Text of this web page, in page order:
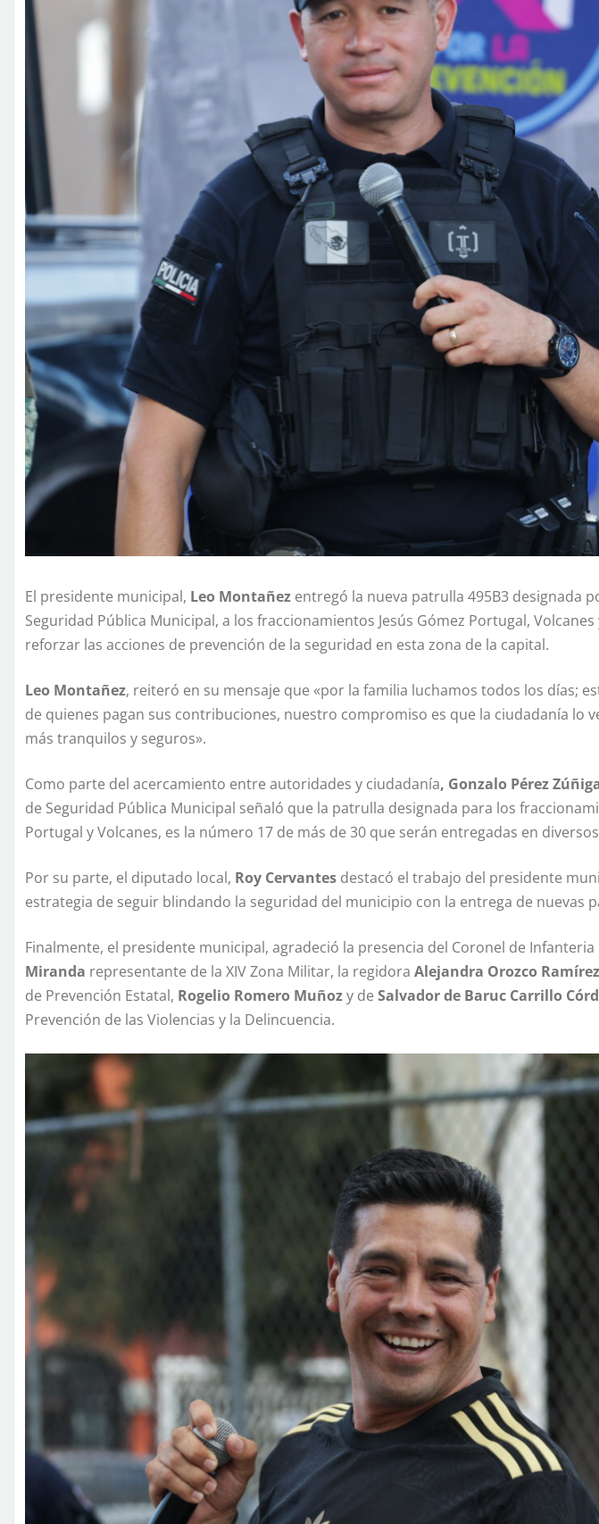
El presidente municipal, Leo Montañez entregó la nueva patrulla 495B3 designada
Seguridad Pública Municipal, a los fraccionamientos Jesús Gómez Portugal,
reforzar las acciones de prevención de la seguridad en esta zona de la capital.
Leo Montañez, reiteró en su mensaje que «por la familia luchamos todos los días;
de quienes pagan sus contribuciones, nuestro compromiso es que la ciudadanía lo
más tranquilos y seguros».
Como parte del acercamiento entre autoridades y ciudadanía, Gonzalo Pérez
de Seguridad Pública Municipal señaló que la patrulla designada para los
Portugal y Volcanes, es la número 17 de más de 30 que serán entregadas en
Por su parte, el diputado local, Roy Cervantes destacó el trabajo del presidente
estrategia de seguir blindando la seguridad del municipio con la entrega de nuevas
Finalmente, el presidente municipal, agradeció la presencia del Coronel de Infanteria
Miranda representante de la XIV Zona Militar, la regidora Alejandra Orozco Ramírez
de Prevención Estatal, Rogelio Romero Muñozy de Salvador de Baruc Carrillo
Prevención de las Violencias y la Delincuencia.